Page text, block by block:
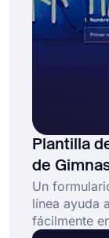
Plantilla
de
Un
línea ayuda
fácilmente